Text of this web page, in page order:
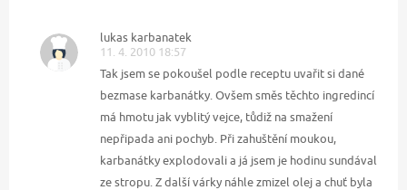
lukas karbanatek
11. 4. 2010 18:57
Tak jsem se pokoušel podle receptu uvařit si dané
bezmase karbanátky. Ovšem směs těchto ingredincí
má hmotu jak vyblitý vejce, tůdiž na smažení
nepřipada ani pochyb. Při zahuštění moukou,
karbanátky explodovali a já jsem je hodinu sundával
ze stropu. Z další várky náhle zmizel olej a chuť byla